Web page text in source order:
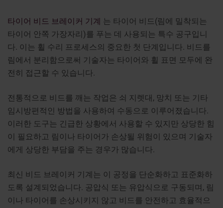
타이어 비드 브레이커 기계 는 타이어 비드(림에 밀착되는
타이어 안쪽 가장자리)를 푸는 데 사용되는 특수 공구입니
다. 이는 휠 수리 프로세스의 중요한 첫 단계입니다. 비드를
림에서 분리함으로써 기술자는 타이어와 휠 표면 모두에 완
전히 접근할 수 있습니다.
전통적으로 비드를 깨는 작업은 쇠 지렛대, 망치 또는 기타
임시방편적인 방법을 사용하여 수동으로 이루어졌습니다.
이러한 도구는 긴급한 상황에서 사용할 수 있지만 상당한 힘
이 필요하고 림이나 타이어가 손상될 위험이 있으며 기술자
에게 상당한 부담을 주는 경우가 많습니다.
최신 비드 브레이커 기계는 이 공정을 단순화하고 표준화하
도록 설계되었습니다. 공압식 또는 유압식으로 구동되며, 림
이나 타이어를 손상시키지 않고 비드를 안전하고 효율적으